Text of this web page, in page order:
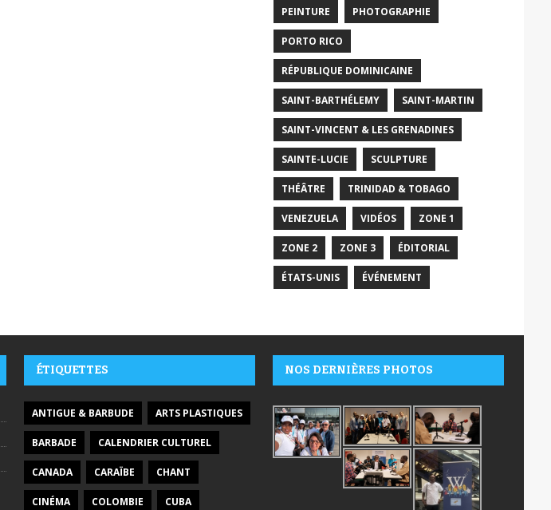
PEINTURE PHOTOGRAPHIE
PORTO RICO
RÉPUBLIQUE DOMINICAINE
SAINT-BARTHÉLEMY SAINT-MARTIN
SAINT-VINCENT & LES GRENADINES
SAINTE-LUCIE SCULPTURE
THÉÂTRE TRINIDAD & TOBAGO
VENEZUELA VIDÉOS ZONE 1
ZONE 2 ZONE 3 ÉDITORIAL
ÉTATS-UNIS ÉVÉNEMENT
ÉTIQUETTES
ANTIGUE & BARBUDE ARTS PLASTIQUES
BARBADE CALENDRIER CULTUREL
CANADA CARAÏBE CHANT
CINÉMA COLOMBIE CUBA
NOS DERNIÈRES PHOTOS